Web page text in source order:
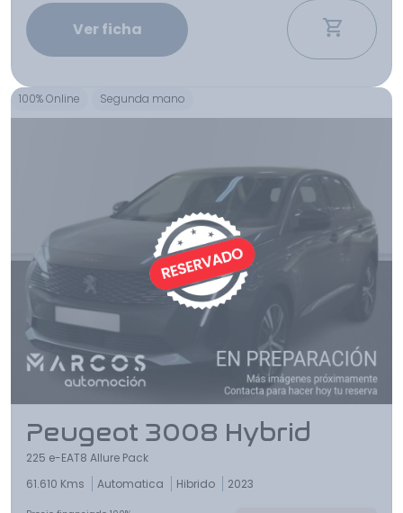
Ver ficha
100% Online Segunda mano
Peugeot 3008 Hybrid
225 e-EAT8 Allure Pack
61.610 Kms
Automatica Hibrido 2023